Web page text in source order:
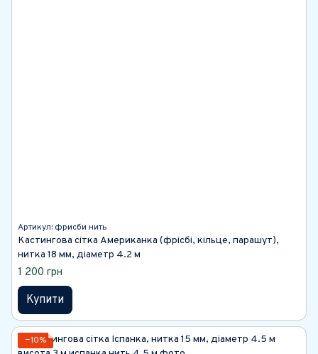
Артикул: фрисби нить
Кастингова сітка Американка (фрісбі, кільце, парашут),
нитка 18 мм, діаметр 4.2 м
1 200 грн
Купити
−10%